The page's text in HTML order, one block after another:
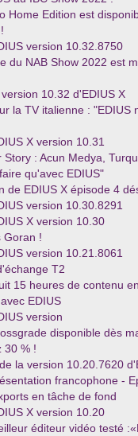
Home Edition est
version 10.32.8750
du NAB Show 2022 est
10.32 d'EDIUS X
la TV italienne : "EDIUS
X version 10.31
Story : Acun Medya,
qu'avec EDIUS"
de EDIUS X épisode 4
version 10.30.8291
X version 10.30
Goran !
version 10.21.8061
T2
15 heures de contenu
EDIUS
version
disponible dès
30 % !
la version 10.20.7620
francophone -
en tâche de fond
X version 10.20
éditeur vidéo testé